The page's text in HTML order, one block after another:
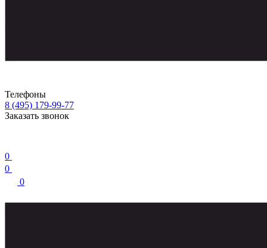
Телефоны
8 (495) 179-99-77
Заказать звонок
0
0
0